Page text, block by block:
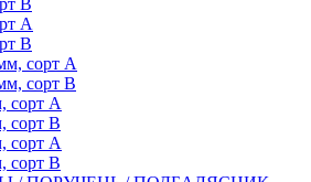
В
А
В
сорт А
сорт В
сорт А
сорт В
сорт А
сорт В